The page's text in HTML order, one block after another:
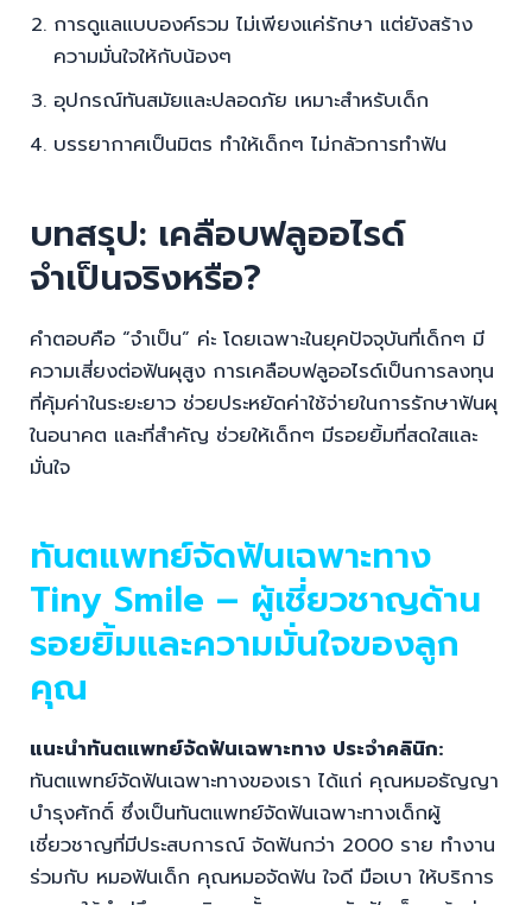
การดูแลแบบองค์รวม ไม่เพียงแค่รักษา แต่ยังสร้าง
ความมั่นใจให้กับน้องๆ
อุปกรณ์ทันสมัยและปลอดภัย เหมาะสำหรับเด็ก
บรรยากาศเป็นมิตร ทำให้เด็กๆ ไม่กลัวการทำฟัน
บทสรุป: เคลือบฟลูออไรด์
จำเป็นจริงหรือ?
คำตอบคือ “จำเป็น” ค่ะ โดยเฉพาะในยุคปัจจุบันที่เด็กๆ มี
ความเสี่ยงต่อฟันผุสูง การเคลือบฟลูออไรด์เป็นการลงทุน
ที่คุ้มค่าในระยะยาว ช่วยประหยัดค่าใช้จ่ายในการรักษาฟันผุ
ในอนาคต และที่สำคัญ ช่วยให้เด็กๆ มีรอยยิ้มที่สดใสและ
มั่นใจ
ทันตแพทย์จัดฟันเฉพาะทาง
Tiny Smile – ผู้เชี่ยวชาญด้าน
รอยยิ้มและความมั่นใจของลูก
คุณ
แนะนำทันตแพทย์จัดฟันเฉพาะทาง ประจำคลินิก:
ทันตแพทย์จัดฟันเฉพาะทางของเรา ได้แก่ คุณหมอธัญญา
บำรุงศักดิ์ ซึ่งเป็นทันตแพทย์จัดฟันเฉพาะทางเด็กผู้
เชี่ยวชาญที่มีประสบการณ์ จัดฟันกว่า 2000 ราย ทำงาน
ร่วมกับ หมอฟันเด็ก คุณหมอจัดฟัน ใจดี มือเบา ให้บริการ